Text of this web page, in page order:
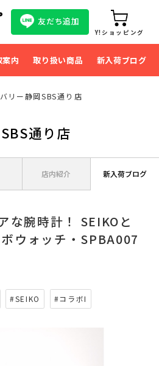
友だち追加
Y!ショッピング
案内 取り扱い商品 新入荷ブログ
リー静岡SBS通り店
通り店
店内紹介 新入荷ブログ
な腕時計！ SEIKOと
ウォッチ・SPBA007
#SEIKO #コラボI